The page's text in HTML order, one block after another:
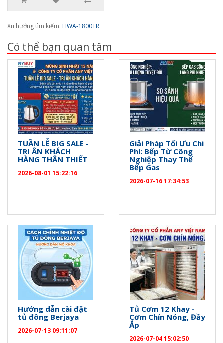
Xu hướng tìm kiếm: HWA-1800TR
Có thể bạn quan tâm
TUẦN LỄ BIG SALE -
TRI ÂN KHÁCH
HÀNG THÂN THIẾT
2026-08-01 15:22:16
Giải Pháp Tối Ưu Chi
Phí: Bếp Từ Công
Nghiệp Thay Thế
Bếp Gas
2026-07-16 17:34:53
Hướng dẫn cài đặt
tủ đông Berjaya
2026-07-13 09:11:07
Tủ Cơm 12 Khay -
Cơm Chín Nóng, Đầy
Ắp
2026-07-04 15:02:50